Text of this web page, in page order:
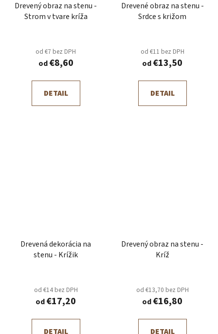
Drevený obraz na stenu -
Strom v tvare kríža
od €7 bez DPH
od€8,60
DETAIL
Drevené obraz na stenu -
Srdce s križom
od €11 bez DPH
od€13,50
DETAIL
Drevená dekorácia na
stenu - Krížik
od €14 bez DPH
od€17,20
DETAIL
Drevený obraz na stenu -
Kríž
od €13,70 bez DPH
od€16,80
DETAIL